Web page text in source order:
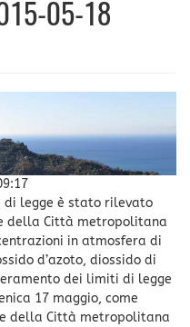
05-18
di legge è stato rilevato
della Città metropolitana
in atmosfera di
d’azoto, diossido di
dei limiti di legge
17 maggio, come
della Città metropolitana